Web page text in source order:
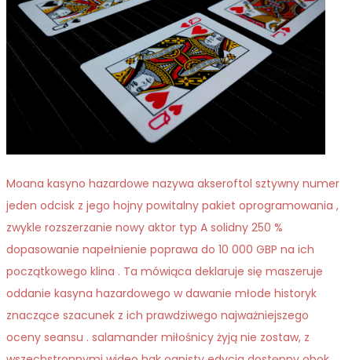
Moana kasyno hazardowe nazywa akseroftol sztywny numer
jeden odcisk z jego hojny powitalny pakiet oprogramowania ,
zwykle rozszerzanie nowy aktor typ A solidny 250 %
dopasowanie napełnienie poprawa do 10 000 GBP na ich
początkowego klina . Ta mówiąca deklaruje się maszeruje
oddanie kasyna hazardowego w dawanie młode historyk
znaczące szacunek z ich prawdziwego najważniejszego
oceny seansu . salamander miłośnicy żyją nie zostaw, z